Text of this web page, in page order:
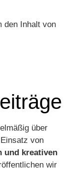
den Inhalt von
über
von
und kreativen
wir